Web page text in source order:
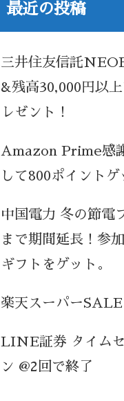
最近の投稿
三井住友信託
&残高30,000円以
レゼント！
Amazon Prime感
して800ポイントゲ
中国電力 冬の節電
まで期間延長！参
ギフトをゲット。
楽天スーパー
LINE証券 タイム
ン @2回で終了